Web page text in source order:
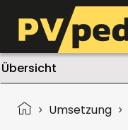
Umsetzung
Übersicht